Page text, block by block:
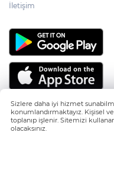
İletişim
Sizlere daha iyi hizmet
konumlandırmaktayız. Kişisel
toplanıp işlenir. Sitemizi
olacaksınız.